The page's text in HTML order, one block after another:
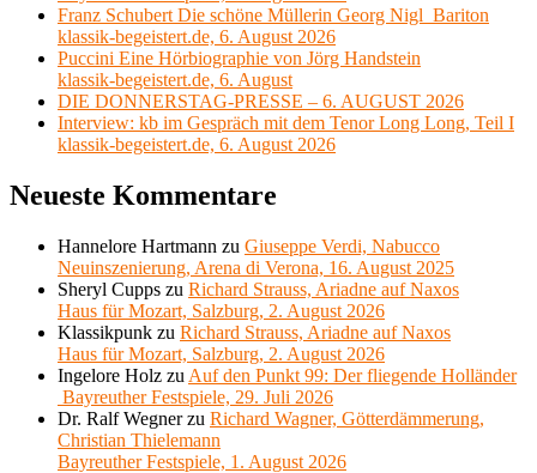
Franz Schubert Die schöne Müllerin Georg Nigl Bariton
klassik-begeistert.de, 6. August 2026
Puccini Eine Hörbiographie von Jörg Handstein
klassik-begeistert.de, 6. August
DIE DONNERSTAG-PRESSE – 6. AUGUST 2026
Interview: kb im Gespräch mit dem Tenor Long Long, Teil I
klassik-begeistert.de, 6. August 2026
Neueste Kommentare
Hannelore Hartmann zu Giuseppe Verdi, Nabucco
Neuinszenierung, Arena di Verona, 16. August 2025
Sheryl Cupps zu Richard Strauss, Ariadne auf Naxos
Haus für Mozart, Salzburg, 2. August 2026
Klassikpunk zu Richard Strauss, Ariadne auf Naxos
Haus für Mozart, Salzburg, 2. August 2026
Ingelore Holz zu Auf den Punkt 99: Der fliegende Holländer
Bayreuther Festspiele, 29. Juli 2026
Dr. Ralf Wegnerzu Richard Wagner, Götterdämmerung,
Christian Thielemann
Bayreuther Festspiele, 1. August 2026